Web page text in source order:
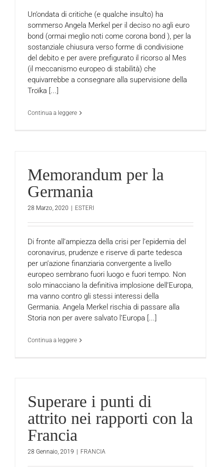
Un’ondata di critiche (e qualche insulto) ha
sommerso Angela Merkel per il deciso no agli euro
bond (ormai meglio noti come corona bond ), per la
sostanziale chiusura verso forme di condivisione
del debito e per avere prefigurato il ricorso al Mes
(il meccanismo europeo di stabilità) che
equivarrebbe a consegnare alla supervisione della
Troïka [...]
Continua a leggere
Memorandum per la
Germania
28 Marzo, 2020 | ESTERI
Di fronte all’ampiezza della crisi per l’epidemia del
coronavirus, prudenze e riserve di parte tedesca
per un’azione finanziaria convergente a livello
europeo sembrano fuori luogo e fuori tempo. Non
solo minacciano la definitiva implosione dell’Europa,
ma vanno contro gli stessi interessi della
Germania. Angela Merkel rischia di passare alla
Storia non per avere salvato l’Europa [...]
Continua a leggere
Superare i punti di
attrito nei rapporti con la
Francia
28 Gennaio, 2019 | FRANCIA